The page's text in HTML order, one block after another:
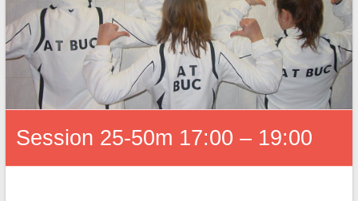
Session 25-50m 17:00 – 19:00